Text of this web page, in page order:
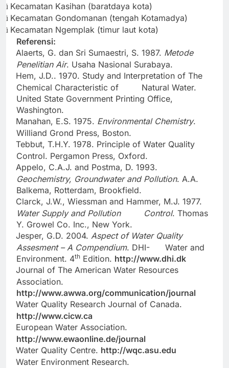
ü Kecamatan Kasihan (baratdaya kota)
ü Kecamatan Gondomanan (tengah Kotamadya)
ü Kecamatan Ngemplak (timur laut kota)
Referensi:
Alaerts, G. dan Sri Sumaestri, S. 1987. Metode
Penelitian Air. Usaha Nasional Surabaya.
Hem, J.D.. 1970. Study and Interpretation of The
Chemical Characteristic of
Natural Water.
United State Government Printing Office,
Washington.
Manahan, E.S. 1975. Environmental Chemistry.
Williand Grond Press, Boston.
Tebbut, T.H.Y. 1978. Principle of Water Quality
Control. Pergamon Press, Oxford.
Appelo, C.A.J. and Postma, D. 1993.
Geochemistry, Groundwater and Pollution. A.A.
Balkema, Rotterdam, Brookfield.
Clarck, J.W., Wiessman and Hammer, M.J. 1977.
Water Supply and Pollution
Control. Thomas
Y. Growel Co. Inc., New York.
Jesper, G.D. 2004. Aspect of Water Quality
Assesment – A Compendium. DHI-
Water and
Environment. 4th Edition. http://www.dhi.dk
Journal of The American Water Resources
Association.
http://www.awwa.org/communication/journal
Water Quality Research Journal of Canada.
http://www.cicw.ca
European Water Association.
http://www.ewaonline.de/journal
Water Quality Centre. http://wqc.asu.edu
Water Environment Research.